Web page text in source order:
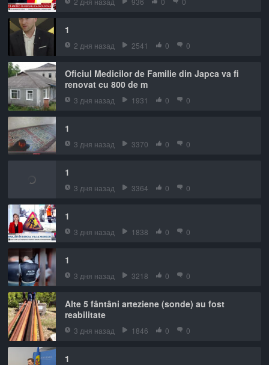
1
2 дня назад 2541 0 0
Oficiul Medicilor de Familie din Japca va fi
renovat cu 800 de m
3 дня назад 1931 0 0
1
3 дня назад 3370 0 0
1
3 дня назад 3364 0 0
1
3 дня назад 1838 0 0
1
3 дня назад 3218 0 0
Alte 5 fântâni arteziene (sonde) au fost
reabilitate
3 дня назад 1846 0 0
1